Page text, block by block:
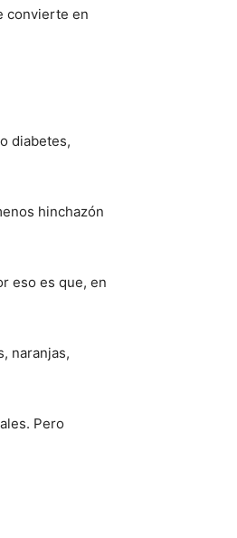
convierte en
diabetes,
hinchazón
eso es que, en
naranjas,
Pero